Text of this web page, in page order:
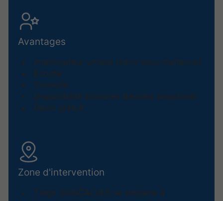
Avantages
Interlocuteur unique (sans sous-traitance)
Écoute
Conseils
Disponibilité (horaires décalés possibles)
Devis gratuit
Zone d'intervention
Tiago GONCALVES se déplace à